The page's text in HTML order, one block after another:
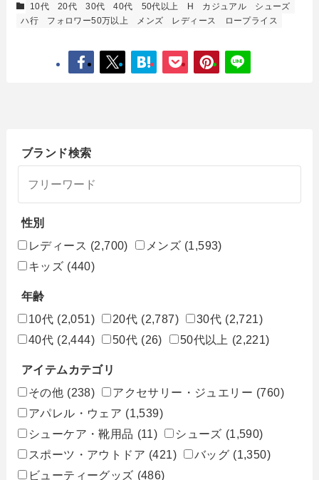
10代
20代 30代 40代 50代以上 H カジュアル
シューズ
ハ行
フォロワー50万以上 メンズ レディース ロープライス
ブランド検索
性別
レディース (2,700) メンズ (1,593)
キッズ (440)
年齢
10代 (2,051) 20代 (2,787) 30代 (2,721)
40代 (2,444) 50代 (26) 50代以上 (2,221)
アイテムカテゴリ
その他 (238) アクセサリー・ジュエリー (760)
アパレル・ウェア (1,539)
シューケア・靴用品 (11) シューズ (1,590)
スポーツ・アウトドア (421) バッグ (1,350)
ビューティーグッズ (486)